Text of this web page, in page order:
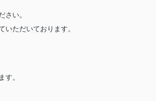
さい。
ただいております。
す。